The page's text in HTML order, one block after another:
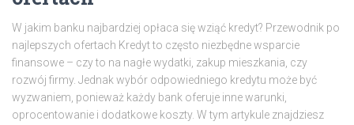
W jakim banku najbardziej opłaca się wziąć kredyt? Przewodnik po
najlepszych ofertach Kredyt to często niezbędne wsparcie
finansowe – czy to na nagłe wydatki, zakup mieszkania, czy
rozwój firmy. Jednak wybór odpowiedniego kredytu może być
wyzwaniem, ponieważ każdy bank oferuje inne warunki,
oprocentowanie i dodatkowe koszty. W tym artykule znajdziesz